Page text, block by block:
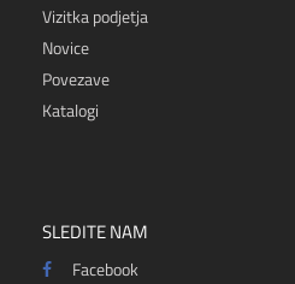
Vizitka podjetja
Novice
Povezave
Katalogi
SLEDITE NAM
Facebook